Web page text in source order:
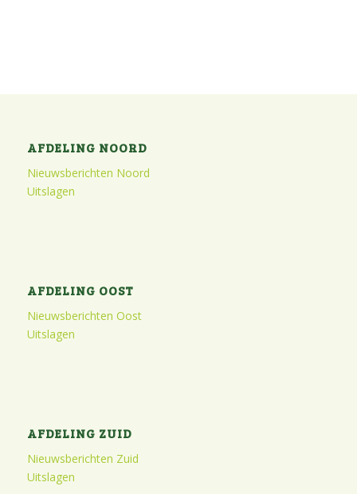
AFDELING NOORD
Nieuwsberichten Noord
Uitslagen
AFDELING OOST
Nieuwsberichten Oost
Uitslagen
AFDELING ZUID
Nieuwsberichten Zuid
Uitslagen